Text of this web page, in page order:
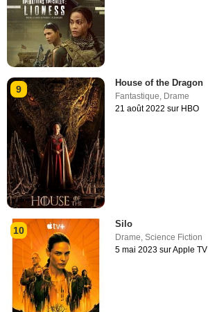
9
House of the Dragon
Fantastique, Drame
21 août 2022 sur HBO
10
Silo
Drame ,Science Fiction
5 mai 2023 sur Apple TV